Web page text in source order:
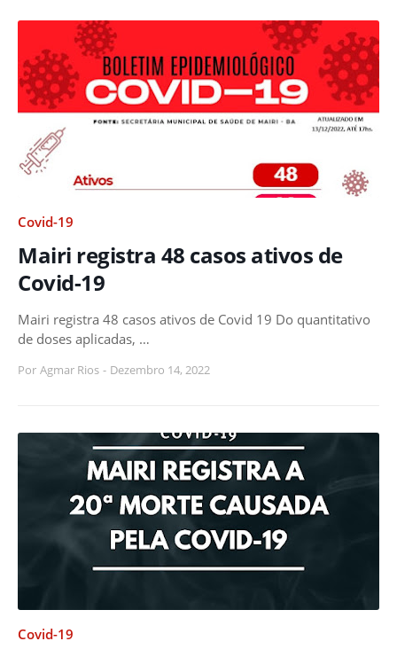
Covid-19
Mairi registra 48 casos ativos de
Covid-19
Mairi registra 48 casos ativos de Covid 19 Do quantitativo
de doses aplicadas, …
Por Agmar Rios - Dezembro 14, 2022
Covid-19